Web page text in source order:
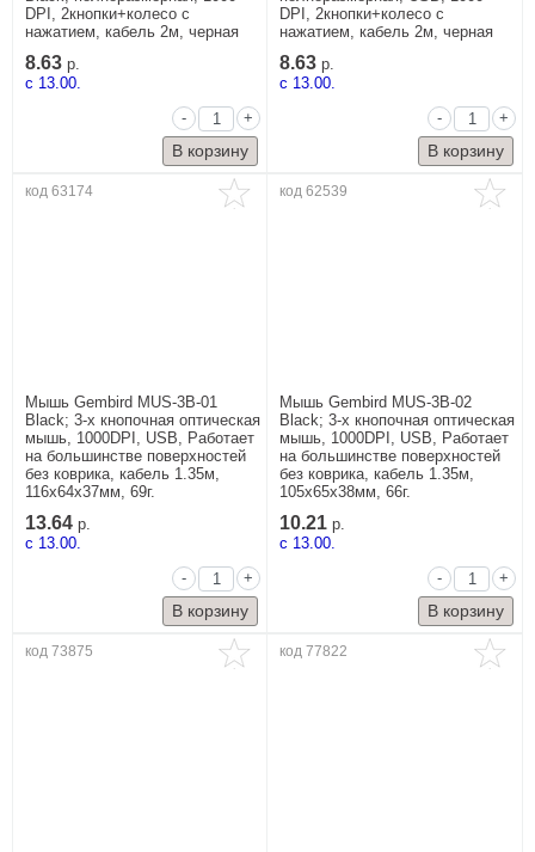
DPI, 2кнопки+колесо с
нажатием, кабель 2м, черная
8.63 р.
c 13.00.
-
+
DPI, 2кнопки+колесо с
нажатием, кабель 2м, черная
8.63 р.
c 13.00.
-
+
код 63174
Мышь Gembird MUS-3B-01
Black; 3-х кнопочная оптическая
мышь, 1000DPI, USB, Работает
на большинстве поверхностей
без коврика, кабель 1.35м,
116x64x37мм, 69г.
13.64 р.
c 13.00.
-
+
код 62539
Мышь Gembird MUS-3B-02
Black; 3-х кнопочная оптическая
мышь, 1000DPI, USB, Работает
на большинстве поверхностей
без коврика, кабель 1.35м,
105x65x38мм, 66г.
10.21 р.
c 13.00.
-
+
код 73875 код 77822